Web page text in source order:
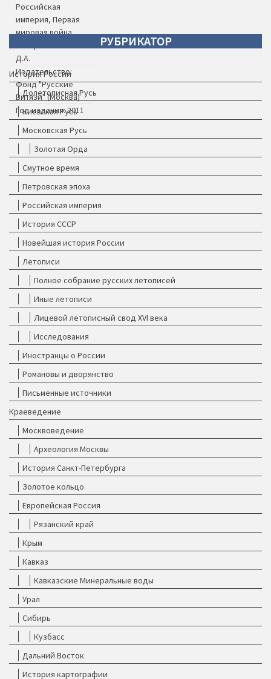
Российская
империя, Первая
мировая война
Д.А.
Издательство:
Фонд "Русские
Витязи" (Москва)
Год издания: 2011
РУБРИКАТОР
История России
Долетописная Русь
Киевская Русь
Московская Русь
Золотая Орда
Смутное время
Петровская эпоха
Российская империя
История СССР
Новейшая история России
Летописи
Полное собрание русских летописей
Иные летописи
Лицевой летописный свод XVI века
Исследования
Иностранцы о России
Романовы и дворянство
Письменные источники
Краеведение
Москвоведение
Археология Москвы
История Санкт-Петербурга
Золотое кольцо
Европейская Россия
Рязанский край
Крым
Кавказ
Кавказские Минеральные воды
Урал
Сибирь
Кузбасс
Дальний Восток
История картографии